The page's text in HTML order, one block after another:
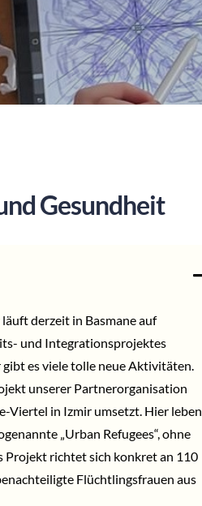
Gesundheit
derzeit in Basmane auf
und Integrationsprojektes
es viele tolle neue Aktivitäten.
unserer Partnerorganisation
Viertel in Izmir umsetzt. Hier leben
„Urban Refugees“, ohne
Projekt richtet sich konkret an 110
Flüchtlingsfrauen aus